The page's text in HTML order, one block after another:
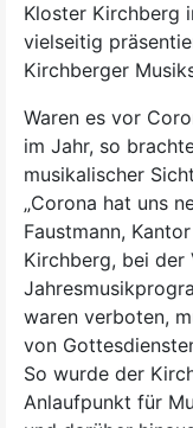
Kloster Kirchberg
vielseitig
Kirchberger
Waren es vor
im Jahr, so
musikalischer
„Corona hat uns
Faustmann,
Kirchberg, bei der
waren verboten,
von
So wurde der
Anlaufpunkt für